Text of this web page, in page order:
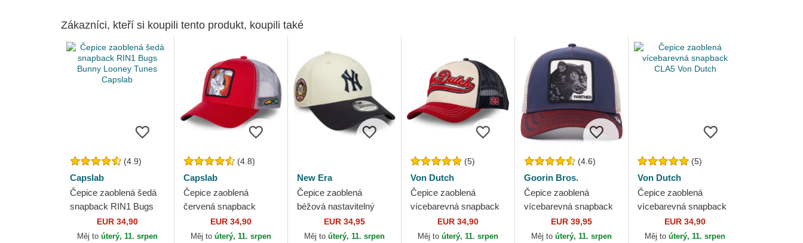
Zákazníci, kteří si koupili tento produkt, koupili také
(4.9)
Capslab
Čepice zaoblená šedá
snapback RIN1 Bugs
Bunny Looney Tunes
Capslab
EUR 34,90
Měj to úterý, 11. srpen
(4.8)
Capslab
Čepice zaoblená
červená snapback
BUG1 Bugs Bunny
Looney Tunes Capslab
EUR 34,90
Měj to úterý, 11. srpen
New Era
Čepice zaoblená
béžová nastavitelný
9FORTY World Series
New York Yankees
EUR 34,95
Měj to úterý, 11. srpen
(5)
Von Dutch
Čepice zaoblená
vícebarevná snapback
BAS Von Dutch
EUR 34,90
Měj to úterý, 11. srpen
(4.6)
Goorin Bros.
Čepice zaoblená
vícebarevná snapback
The Panther The Farm
Goorin Bros.
EUR 39,95
Měj to úterý, 11. srpen
(5)
Von Dutch
Čepice zaoblená
vícebarevná snapback
CLA5 Von Dutch
EUR 34,90
Měj toúterý, 11. srpen